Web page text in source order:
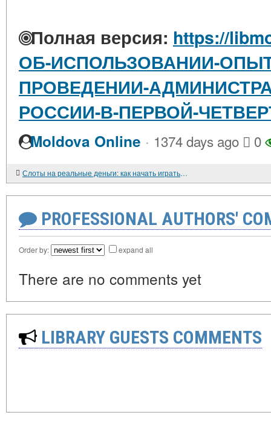
Полная версия: https://
ОБ-ИСПОЛЬЗОВАНИИ-
ПРОВЕДЕНИИ-
РОССИИ-В-ПЕРВОЙ-
Moldova Online · 1374 days ago 0
Слоты на реальные деньги: как начать играть в игровые автоматы с настоящими ставками
PROFESSIONAL AUTHORS'
Order by: expand all
There are no comments yet
LIBRARY GUESTS COMMENTS